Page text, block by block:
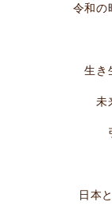
令和の
生き
未
日本